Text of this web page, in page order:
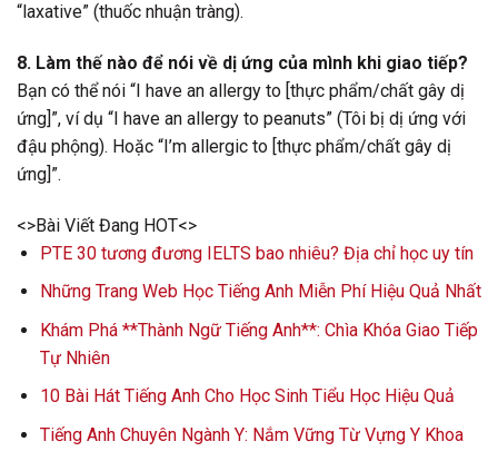
“laxative” (thuốc nhuận tràng).
8. Làm thế nào để nói về dị ứng của mình khi giao tiếp?
Bạn có thể nói “I have an allergy to [thực phẩm/chất gây dị
ứng]”, ví dụ “I have an allergy to peanuts” (Tôi bị dị ứng với
đậu phộng). Hoặc “I’m allergic to [thực phẩm/chất gây dị
ứng]”.
<>Bài Viết Đang HOT<>
PTE 30 tương đương IELTS bao nhiêu? Địa chỉ học uy tín
Những Trang Web Học Tiếng Anh Miễn Phí Hiệu Quả Nhất
Khám Phá **Thành Ngữ Tiếng Anh**: Chìa Khóa Giao Tiếp
Tự Nhiên
10 Bài Hát Tiếng Anh Cho Học Sinh Tiểu Học Hiệu Quả
Tiếng Anh Chuyên Ngành Y: Nắm Vững Từ Vựng Y Khoa